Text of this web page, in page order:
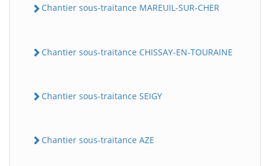
Chantier sous-traitance MAREUIL-SUR-CHER
Chantier sous-traitance CHISSAY-EN-TOURAINE
Chantier sous-traitance SEIGY
Chantier sous-traitance AZE